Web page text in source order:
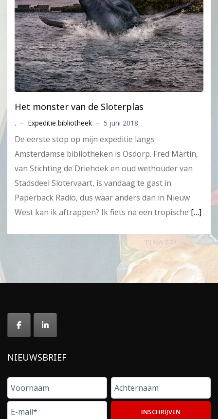
Het monster van de Sloterplas
. – Expeditie bibliotheek – 5 juni 2018
De eerste stop op mijn expeditie langs
Amsterdamse bibliotheken is Osdorp. Fred Martin,
van Stichting de Driehoek en oud wethouder van
Stadsdeel Slotervaart, is vandaag te gast in
Paperback Radio, dus waar anders dan in Nieuw
West kan ik aftrappen? Ik fiets na een tropische […]
NIEUWSBRIEF